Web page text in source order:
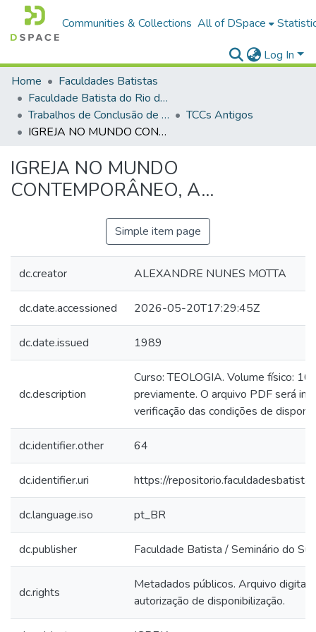
Communities & Collections All of DSpace
Log In
Home
Faculdades Batistas
Faculdade Batista do Rio de Janeiro (FABAT-RJ)
Trabalhos de Conclusão de Curso (TCC)
TCCs Antigos
IGREJA NO MUNDO CONTEMPORÂNEO, A...
IGREJA NO MUNDO
CONTEMPORÂNEO, A...
Simple item page
dc.creator ALEXANDRE NUNES MOTTA
dc.date.accessioned 2026-05-20T17:29:45Z
dc.date.issued 1989
dc.description
Curso: TEOLOGIA. Volume físico:
previamente. O arquivo PDF será
verificação das condições de
dc.identifier.other 64
dc.identifier.uri https://
dc.language.iso pt_BR
dc.publisher Faculdade Batista / Seminário do Sul
dc.rights
Metadados públicos. Arquivo digital
autorização de disponibilização.